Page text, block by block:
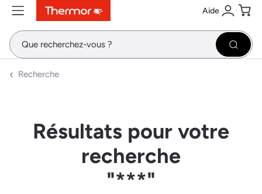
ContenuMenuRecherche Aide
Se
Recherche
Résultats pour votre
recherche
"***"